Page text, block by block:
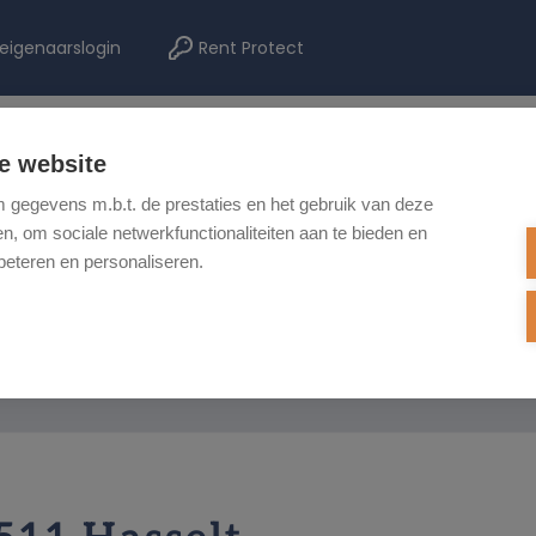
Rent Protect
KOOP TE HUUR
website
m.b.t. de prestaties en het gebruik van deze
om sociale netwerkfunctionaliteiten aan te bieden en
en personaliseren.